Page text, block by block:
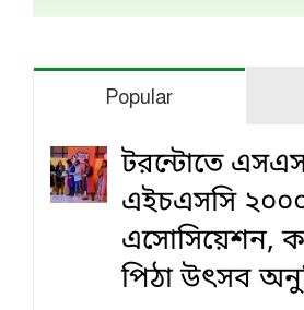
Popular
টরন্টোতে
এইচএসসি
এসোসিয়েশন,
পিঠা উৎসব